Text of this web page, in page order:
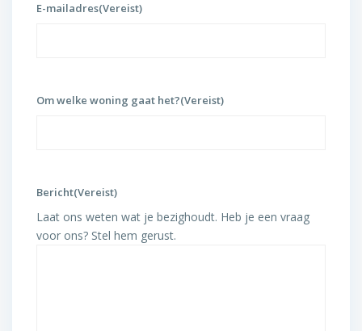
E-mailadres(Vereist)
Om welke woning gaat het?(Vereist)
Bericht(Vereist)
Laat ons weten wat je bezighoudt. Heb je een vraag
voor ons? Stel hem gerust.